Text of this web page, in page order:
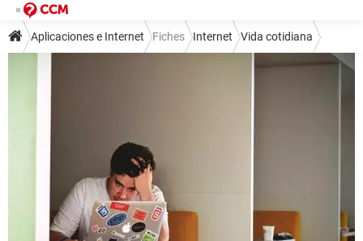
Aplicaciones e Internet Fiches Internet Vida cotidiana